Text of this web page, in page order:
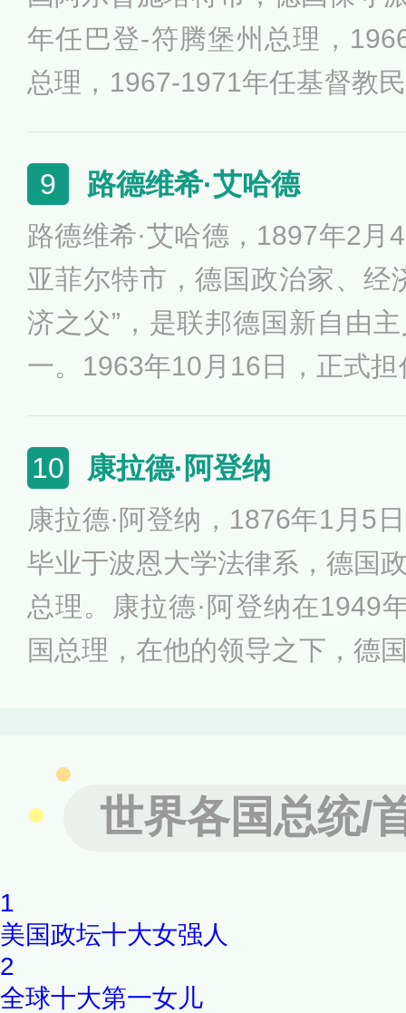
年任巴登-符腾堡州总理，
总理，1967-1971年任基督教
9 路德维希·艾哈德
路德维希·艾哈德，1897年2月
亚菲尔特市，德国政治家、经
济之父”，是联邦德国新自由
一。1963年10月16日，正式
职。
10 康拉德·阿登纳
康拉德·阿登纳，1876年1月5
毕业于波恩大学法律系，德国
总理。康拉德·阿登纳在1949
国总理，在他的领导之下，德
的“经济奇迹”。
世界各国总统/
1
美国政坛十大女强人
2
全球十大第一女儿